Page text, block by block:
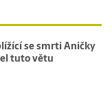
se smrti Aničky
tuto větu